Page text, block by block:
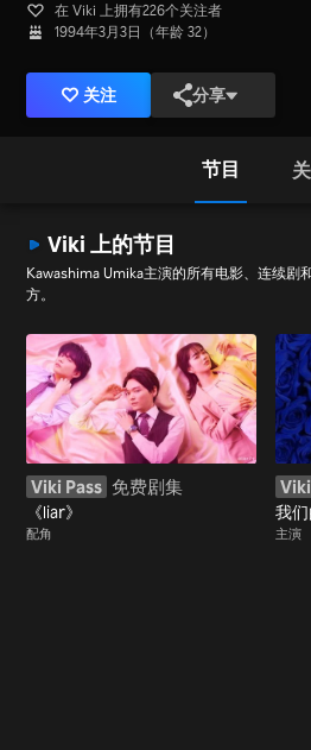
在 Viki 上拥有226个关注者
1994年3月3日（年龄 32）
关注 分享
节目
Viki 上的节目
Kawashima Umika主演的所有电影、连续剧
方。
Viki Pass 免费剧集
《liar》
配角
我
主演